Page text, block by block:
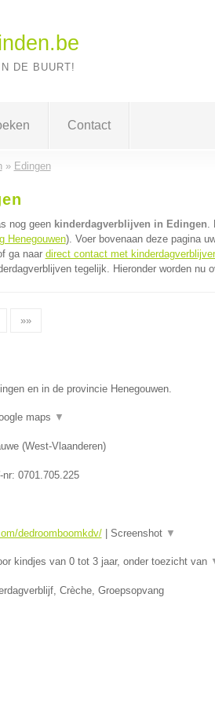
DE BUURT!
Contact
» Edingen
nog geen kinderdagverblijven in Edingen.
Henegouwen). Voer bovenaan deze pagina
ga naar direct contact met
tegelijk. Hieronder worden nu
»»
en in de provincie Henegouwen.
maps ▼
(West-Vlaanderen)
nr: 0701.705.225
dedroomboomkdv/| Screenshot ▼
kindjes van 0 tot 3 jaar, onder toezicht van
Crèche, Groepsopvang